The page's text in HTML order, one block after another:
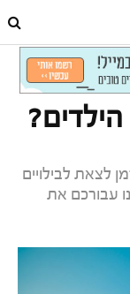
לצאת לבילויים
עבורכם את